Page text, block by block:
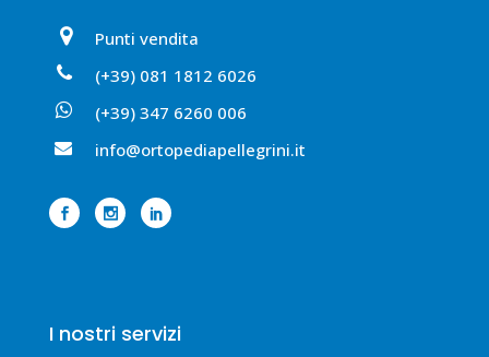
Punti vendita
(+39) 081 1812 6026
(+39) 347 6260 006
info@ortopediapellegrini.it
I nostri servizi